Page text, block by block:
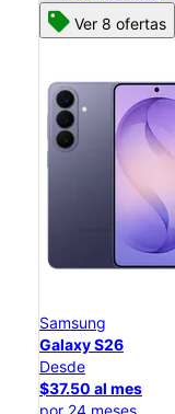
Ver 8 ofertas
Samsung
Galaxy S26
Desde
$37.50 al mes